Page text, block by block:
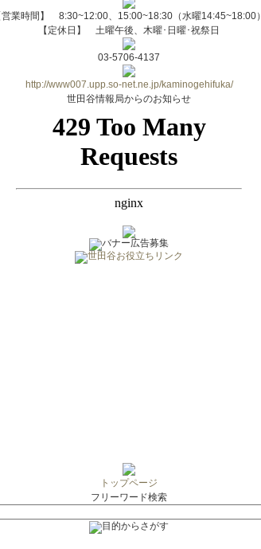
営業時間】 8:30~12:00、15:00~18:30（水曜14:45~18:00）
【定休日】 土曜午後、木曜･日曜･祝祭日
03-5706-4137
http://www007.upp.so-net.ne.jp/kaminogehifuka/
世田谷情報局からのお知らせ
トップページ
フリーワード検索